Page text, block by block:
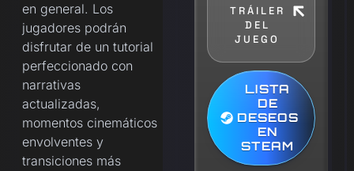
en general. Los
jugadores podrán
disfrutar de un tutorial
perfeccionado con
narrativas
actualizadas,
momentos cinemáticos
envolventes y
transiciones más
TRÁILER
DEL
JUEGO
LISTA
DE
DESEOS
EN
STEAM